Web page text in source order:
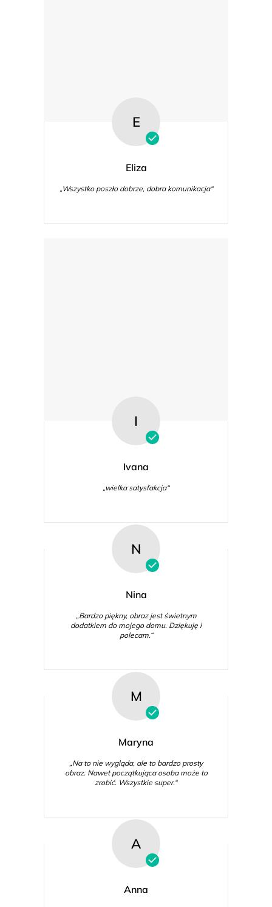
E
Eliza
„Wszystko poszło dobrze, dobra komunikacja“
I
Ivana
„wielka satysfakcja“
N
Nina
„Bardzo piękny, obraz jest świetnym
dodatkiem do mojego domu. Dziękuję i
polecam.“
M
Maryna
„Na to nie wygląda, ale to bardzo prosty
obraz. Nawet początkująca osoba może to
zrobić. Wszystkie super.“
A
Anna